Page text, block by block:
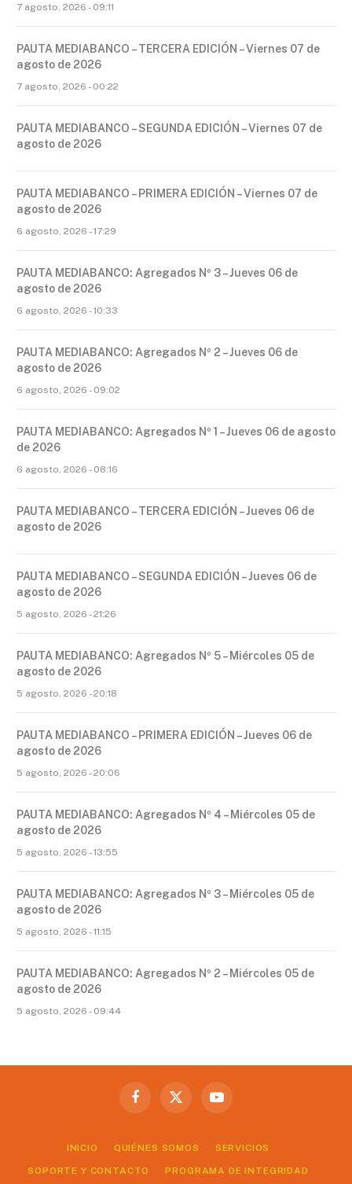
7 agosto, 2026 - 09:11
PAUTA MEDIABANCO – TERCERA EDICIÓN – Viernes 07 de
agosto de 2026
7 agosto, 2026 - 00:22
PAUTA MEDIABANCO – SEGUNDA EDICIÓN – Viernes 07 de
agosto de 2026
PAUTA MEDIABANCO – PRIMERA EDICIÓN – Viernes 07 de
agosto de 2026
6 agosto, 2026 - 17:29
PAUTA MEDIABANCO: Agregados Nº 3 – Jueves 06 de
agosto de 2026
6 agosto, 2026 - 10:33
PAUTA MEDIABANCO: Agregados Nº 2 – Jueves 06 de
agosto de 2026
6 agosto, 2026 - 09:02
PAUTA MEDIABANCO: Agregados Nº 1 – Jueves 06 de agosto
de 2026
6 agosto, 2026 - 08:16
PAUTA MEDIABANCO – TERCERA EDICIÓN – Jueves 06 de
agosto de 2026
PAUTA MEDIABANCO – SEGUNDA EDICIÓN – Jueves 06 de
agosto de 2026
5 agosto, 2026 - 21:26
PAUTA MEDIABANCO: Agregados Nº 5 – Miércoles 05 de
agosto de 2026
5 agosto, 2026 - 20:18
PAUTA MEDIABANCO – PRIMERA EDICIÓN – Jueves 06 de
agosto de 2026
5 agosto, 2026 - 20:06
PAUTA MEDIABANCO: Agregados Nº 4 – Miércoles 05 de
agosto de 2026
5 agosto, 2026 - 13:55
PAUTA MEDIABANCO: Agregados Nº 3 – Miércoles 05 de
agosto de 2026
5 agosto, 2026 - 11:15
PAUTA MEDIABANCO: Agregados Nº 2 – Miércoles 05 de
agosto de 2026
5 agosto, 2026 - 09:44
Facebook
X
YouTube
INICIO QUIÉNES SOMOS SERVICIOS
SOPORTE Y CONTACTO PROGRAMA DE INTEGRIDAD